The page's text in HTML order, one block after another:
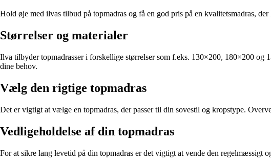
Hold øje med ilvas tilbud på topmadras og få en god pris på en kvalitetsmadras,
Størrelser og materialer
Ilva tilbyder topmadrasser i forskellige størrelser som f.eks. 130×200, 180×200
dine behov.
Vælg den rigtige topmadras
Det er vigtigt at vælge en topmadras, der passer til din sovestil og kropstype.
Vedligeholdelse af din topmadras
For at sikre lang levetid på din topmadras er det vigtigt at vende den regelmæssigt